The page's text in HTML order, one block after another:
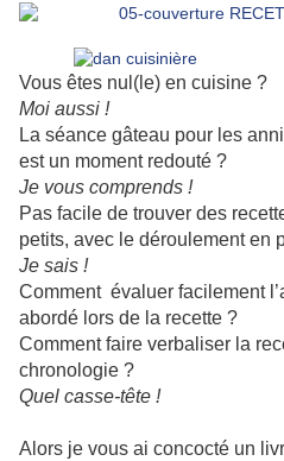
Vous êtes nul(le) en cuisine ?
Moi aussi !
La séance gâteau pour les
est un moment redouté ?
Je vous comprends !
Pas facile de trouver des
petits, avec le déroulement en
Je sais !
Comment évaluer facilement
abordé lors de la recette ?
Comment faire verbaliser la
chronologie ?
Quel casse-tête !
Alors je vous ai concocté un